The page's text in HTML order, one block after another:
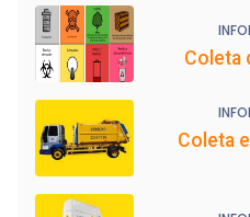
Coleta
Coleta